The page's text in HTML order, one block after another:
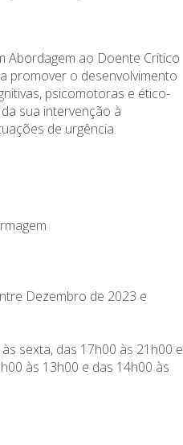
Abordagem ao Doente Critico
promover o desenvolvimento
psicomotoras e ético-
sua intervenção à
de urgência.
Dezembro de 2023 e
sexta, das 17h00 às 21h00 e
às 13h00 e das 14h00 às